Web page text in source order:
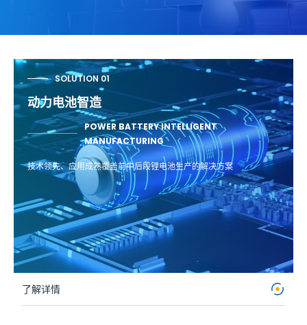
SOLUTION 01
动力电池智造
POWER BATTERY INTELLIGENT
MANUFACTURING
技术领先、应用成熟覆盖前中后段锂电池生产的解决方案
了解详情